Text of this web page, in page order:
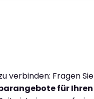
verbinden: Fragen Sie
für Ihren